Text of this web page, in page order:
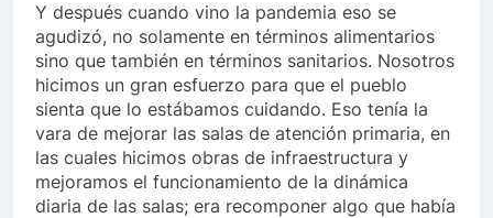
Y después cuando vino la pandemia eso se
agudizó, no solamente en términos alimentarios
sino que también en términos sanitarios. Nosotros
hicimos un gran esfuerzo para que el pueblo
sienta que lo estábamos cuidando. Eso tenía la
vara de mejorar las salas de atención primaria, en
las cuales hicimos obras de infraestructura y
mejoramos el funcionamiento de la dinámica
diaria de las salas; era recomponer algo que había